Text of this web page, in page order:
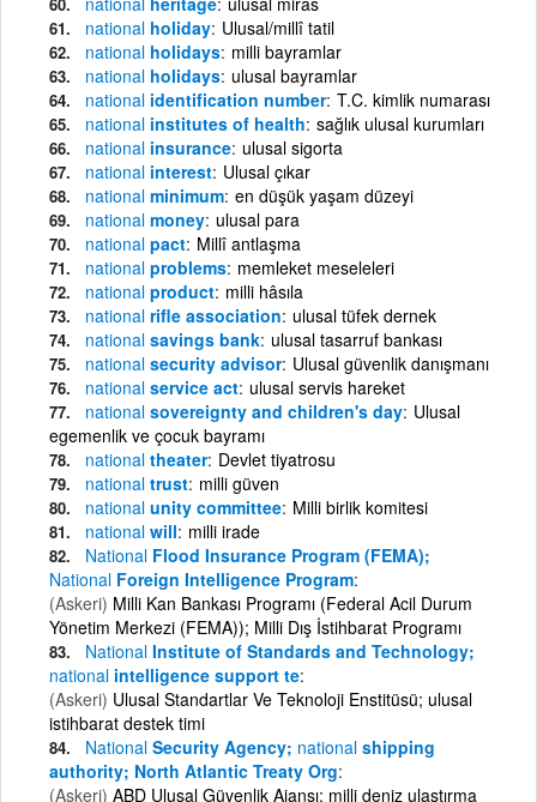
national holiday Ulusal/millî tatil
national holidays milli bayramlar
national holidays ulusal bayramlar
national identification number T.C. kimlik numarası
national institutes of health sağlık ulusal kurumları
national insurance ulusal sigorta
national interest Ulusal çıkar
national minimum en düşük yaşam düzeyi
national money ulusal para
national pact Millî antlaşma
national problems memleket meseleleri
national product milli hâsıla
national rifle association ulusal tüfek dernek
national savings bank ulusal tasarruf bankası
national security advisor Ulusal güvenlik danışmanı
national service act ulusal servis hareket
national sovereignty and children's day Ulusal
egemenlik ve çocuk bayramı
national theater Devlet tiyatrosu
national trust milli güven
national unity committee Milli birlik komitesi
national will milli irade
National Flood Insurance Program (FEMA);
National Foreign Intelligence Program
(Askeri) Milli Kan Bankası Programı (Federal Acil Durum
Yönetim Merkezi (FEMA)); Milli Dış İstihbarat Programı
National Institute of Standards and Technology;
national intelligence support te
(Askeri) Ulusal Standartlar Ve Teknoloji Enstitüsü; ulusal
istihbarat destek timi
National Security Agency; national shipping
authority; North Atlantic Treaty Org
(Askeri) ABD Ulusal Güvenlik Ajansı; milli deniz ulaştırma